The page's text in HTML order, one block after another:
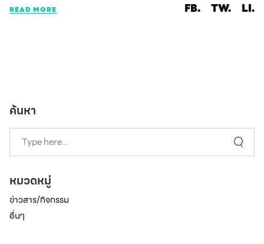
READ MORE FB. TW. LI.
ค้นหา
หมวดหมู่
ข่าวสาร/กิจกรรม
อื่นๆ